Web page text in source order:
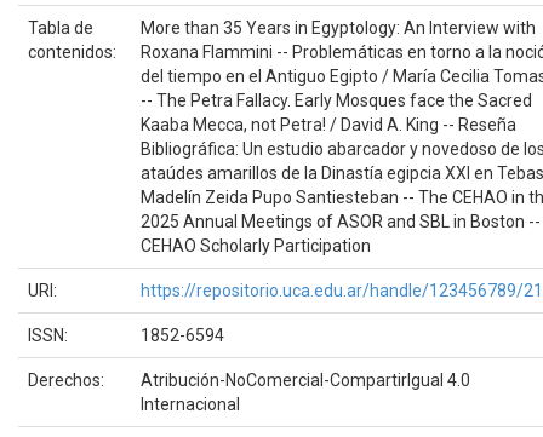
Tabla de
contenidos:
More than 35 Years in Egyptology: An Interview with
Roxana Flammini -- Problemáticas en torno a la
del tiempo en el Antiguo Egipto / María Cecilia
-- The Petra Fallacy. Early Mosques face the Sacred
Kaaba Mecca, not Petra! / David A. King -- Reseña
Bibliográfica: Un estudio abarcador y novedoso de
ataúdes amarillos de la Dinastía egipcia XXI en
Madelín Zeida Pupo Santiesteban -- The CEHAO in
2025 Annual Meetings of ASOR and SBL in Boston --
CEHAO Scholarly Participation
URI: https://repositorio.uca.edu.ar/handle/123456789/
ISSN: 1852-6594
Derechos:
Atribución-NoComercial-CompartirIgual 4.0
Internacional